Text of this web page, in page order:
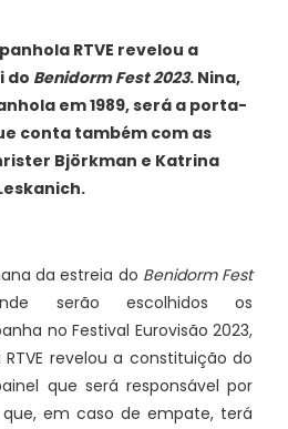
RTVE revelou a
do Benidorm Fest 2023. Nina,
em 1989, será a porta-
conta também com as
Björkman e Katrina
da estreia do Benidorm Fest
serão escolhidos os
no Festival Eurovisão 2023,
revelou a constituição do
que será responsável por
que, em caso de empate, terá